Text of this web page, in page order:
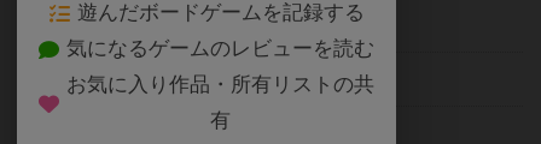
電話番号 0369099226
料金形態
18時00分～24時00分
遊んだボードゲームを記録する
気になるゲームのレビューを読む
お気に入り作品・所有リストの共
有